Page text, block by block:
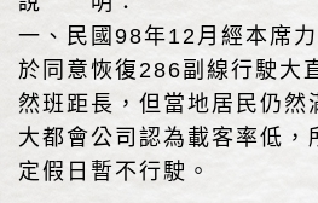
一、民國98年12月經本席
於同意恢復286副線行駛大
然班距長，但當地居民仍然
大都會公司認為載客率低，
定假日暫不行駛。